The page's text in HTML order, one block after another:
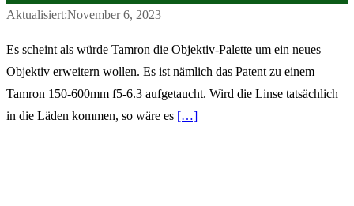
Aktualisiert:November 6, 2023
Es scheint als würde Tamron die Objektiv-Palette um ein neues
Objektiv erweitern wollen. Es ist nämlich das Patent zu einem
Tamron 150-600mm f5-6.3 aufgetaucht. Wird die Linse tatsächlich
in die Läden kommen, so wäre es […]